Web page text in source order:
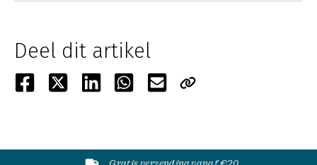
Deel dit artikel